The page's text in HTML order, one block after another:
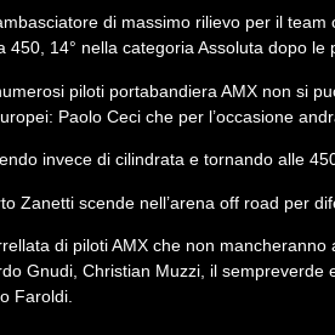
di massimo rilievo per il
450, 14° nella categoria Assoluta dopo
piloti portabandiera AMX non si
Paolo Ceci che per l’occasione
invece di cilindrata e tornando alle
Zanetti scende nell’arena off road per
di piloti AMX che non
Gnudi, Christian Muzzi, il
Faroldi.